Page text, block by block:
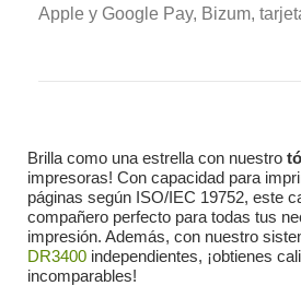
Apple y Google Pay, Bizum,
Brilla como una estrella con nuestro
impresoras! Con capacidad para
páginas según ISO/IEC 19752, este
compañero perfecto para todas tus
impresión. Además, con nuestro
DR3400 independientes, ¡obtienes
incomparables!